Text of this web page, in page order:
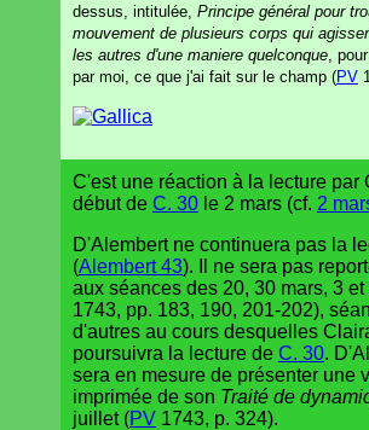
dessus, intitulée, Principe général pour
mouvement de plusieurs corps qui
les autres d'une maniere quelconque ,
par moi, ce que j'ai fait sur le champ (PV
C'est une réaction à la lecture par
début de C. 30 le 2 mars (cf. 2
D'Alembert ne continuera pas la
(Alembert 43). Il ne sera pas
aux séances des 20, 30 mars, 3 et
1743, pp. 183, 190, 201-202),
d'autres au cours desquelles
poursuivra la lecture de C. 30.
sera en mesure de présenter une
imprimée de son Traité de
juillet (PV 1743, p. 324).